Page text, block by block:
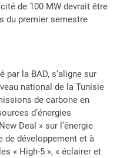
de 100 MW devrait être
du premier semestre
par la BAD, s’aligne sur
national de la Tunisie
de carbone en
d’énergies
Deal » sur l’énergie
de développement et à
« High-5 », « éclairer et